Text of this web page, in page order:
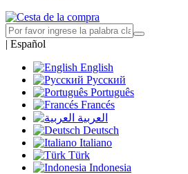
| Español
English
Русский
Português
Francés
العربية
Deutsch
Italiano
Türk
Indonesia